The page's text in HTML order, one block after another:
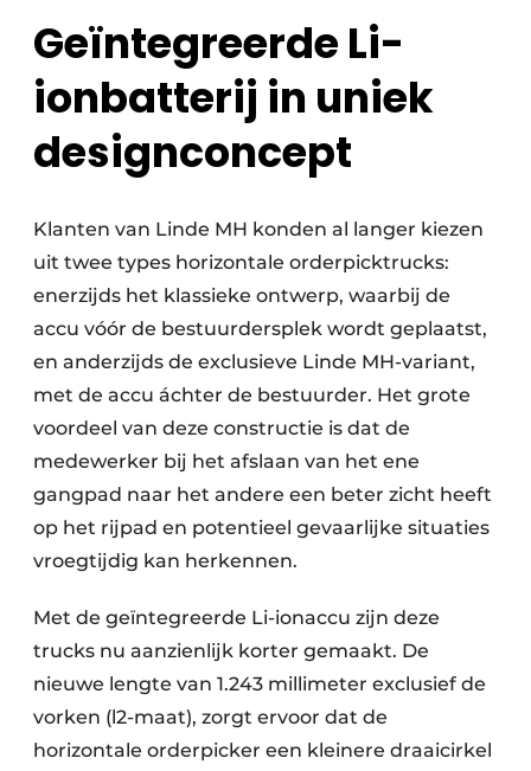
Geïntegreerde Li-
ionbatterij in uniek
designconcept
Klanten van Linde MH konden al langer kiezen
uit twee types horizontale orderpicktrucks:
enerzijds het klassieke ontwerp, waarbij de
accu vóór de bestuurdersplek wordt geplaatst,
en anderzijds de exclusieve Linde MH-variant,
met de accu áchter de bestuurder. Het grote
voordeel van deze constructie is dat de
medewerker bij het afslaan van het ene
gangpad naar het andere een beter zicht heeft
op het rijpad en potentieel gevaarlijke situaties
vroegtijdig kan herkennen.
Met de geïntegreerde Li-ionaccu zijn deze
trucks nu aanzienlijk korter gemaakt. De
nieuwe lengte van 1.243 millimeter exclusief de
vorken (l2-maat), zorgt ervoor dat de
horizontale orderpicker een kleinere draaicirkel